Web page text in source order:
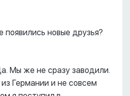
новые друзья?
Мы же не сразу заводили.
Германии и не совсем